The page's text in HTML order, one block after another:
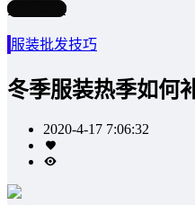
写文章
服装批发技巧
冬季服装热季如何
2020-4-17 7:06:32